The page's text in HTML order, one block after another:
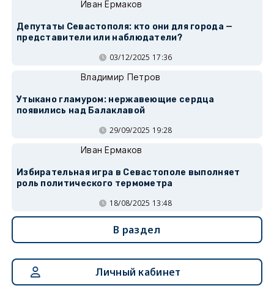
Иван Ермаков
Депутаты Севастополя: кто они для города —
представители или наблюдатели?
03/12/2025 17:36
Владимир Петров
Утыкано гламуром: нержавеющие сердца
появились над Балаклавой
29/09/2025 19:28
Иван Ермаков
Избирательная игра в Севастополе выполняет
роль политического термометра
18/08/2025 13:48
В раздел
Личный кабинет